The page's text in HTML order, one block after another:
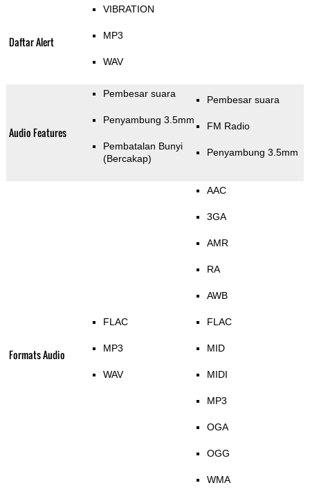
Daftar Alert
VIBRATION
MP3
WAV
Audio Features
Pembesar suara
Penyambung 3.5mm
Pembatalan Bunyi
(Bercakap)
Pembesar suara
FM Radio
Penyambung 3.5mm
Formats Audio
FLAC
MP3
WAV
AAC
3GA
AMR
RA
AWB
FLAC
MID
MIDI
MP3
OGA
OGG
WMA